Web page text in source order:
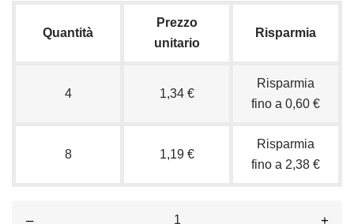
Quantità
Prezzo
unitario
Risparmia
4 1,34 €
Risparmia
fino a 0,60 €
8 1,19 €
Risparmia
fino a 2,38 €
– +